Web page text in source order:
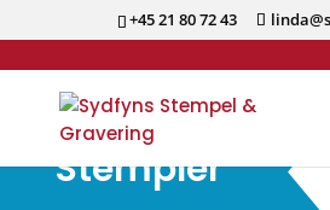
+45 21 80 72 43
Stempler